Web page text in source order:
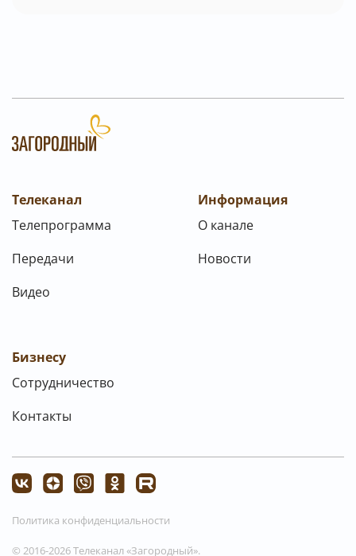
Телеканал
Телепрограмма
Передачи
Видео
Информация
О канале
Новости
Бизнесу
Сотрудничество
Контакты
© 2016-2026 Телеканал «Загородный».
Политика конфиденциальности